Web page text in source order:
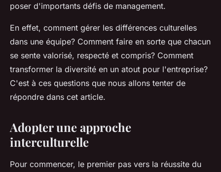
poser d'importants défis de management.
En effet, comment gérer les différences culturelles
dans une équipe? Comment faire en sorte que chacun
se sente valorisé, respecté et compris? Comment
transformer la diversité en un atout pour l'entreprise?
C'est à ces questions que nous allons tenter de
répondre dans cet article.
Adopter une approche
interculturelle
Pour commencer, le premier pas vers la réussite du